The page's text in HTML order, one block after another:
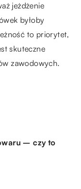
jeżdżenie
byłoby
to priorytet,
skuteczne
zawodowych.
– czy to